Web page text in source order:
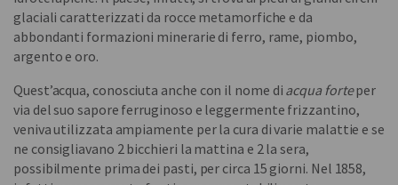
glaciali caratterizzati da rocce metamorfiche e da
abbondanti formazioni minerarie di ferro, rame, piombo,
argento e oro.
Quest’acqua, conosciuta anche con il nome di acqua forteper
via del suo sapore ferruginoso e leggermente frizzantino,
veniva utilizzata ampiamente per la cura di varie malattie e se
ne consigliavano 2 bicchieri la mattina e 2 la sera,
possibilmente prima dei pasti, per circa 15 giorni. Nel 1858,